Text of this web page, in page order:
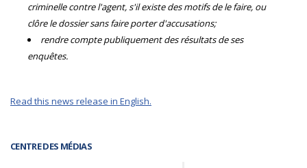
CENTRE DES MÉDIAS
criminelle contre l'agent, s'il existe des motifs de le faire, ou
clôre le dossier sans faire porter d'accusations;
rendre compte publiquement des résultats de ses
enquêtes.
Read this news release in English.